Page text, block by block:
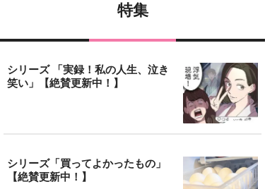
特集
シリーズ 「実録！私の人生、泣き
笑い」【絶賛更新中！】
シリーズ「買ってよかったもの」
【絶賛更新中！】